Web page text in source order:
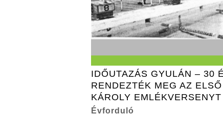
IDŐUTAZÁS GYULÁN – 30
RENDEZTÉK MEG AZ
KÁROLY EMLÉKVERSENYT
Évforduló